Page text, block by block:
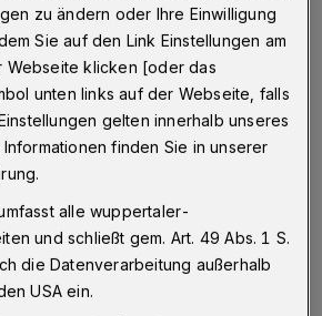
befinden sich auf der
der Gitterstäbe, auf der,
besang, und klatschen im
in die Hände.
zu ändern oder Ihre Einwilligung
Sie auf den Link Einstellungen am
Webseite klicken [oder das
unten links auf der Webseite, falls
gelten innerhalb unseres
finden Sie in unserer
alle wuppertaler-
und schließt gem. Art. 49 Abs. 1 S.
die Datenverarbeitung außerhalb
USA ein.